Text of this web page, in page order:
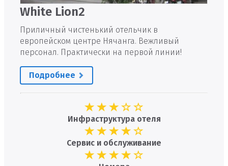
White Lion2
Приличный чистенький отельчик в
европейском центре Нячанга. Вежливый
персонал. Практически на первой линии!
Подробнее
Инфраструктура отеля
Сервис и обслуживание